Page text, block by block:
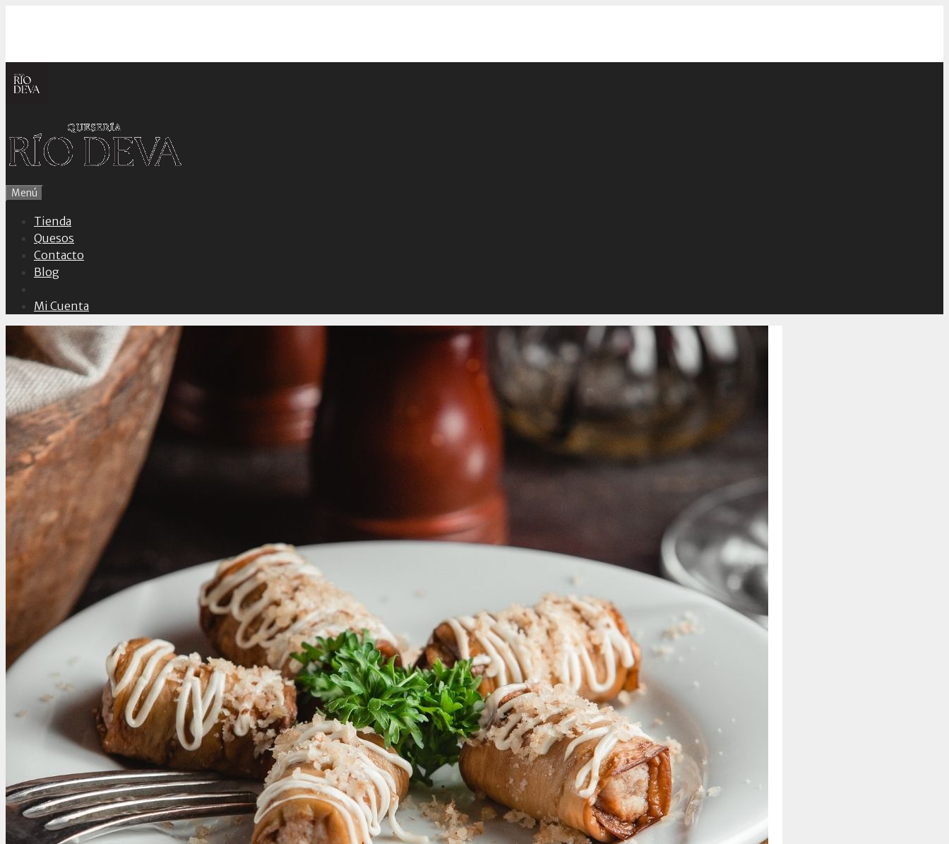
Menú
Tienda
Quesos
Contacto
Blog
Mi Cuenta